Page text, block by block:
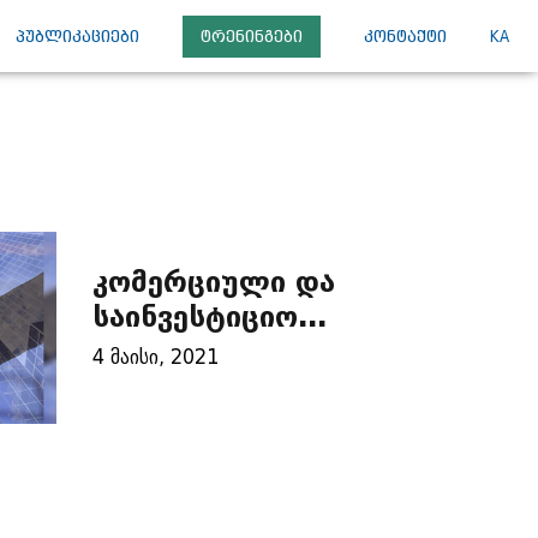
ᲞᲣᲑᲚᲘᲙᲐᲪᲘᲔᲑᲘ ᲢᲠᲔᲜᲘᲜᲒᲔᲑᲘ ᲙᲝᲜᲢᲐᲥᲢᲘ KA
კომერციული და
საინვესტიციო
არბიტრაჟი: რა
4 მაისი, 2021